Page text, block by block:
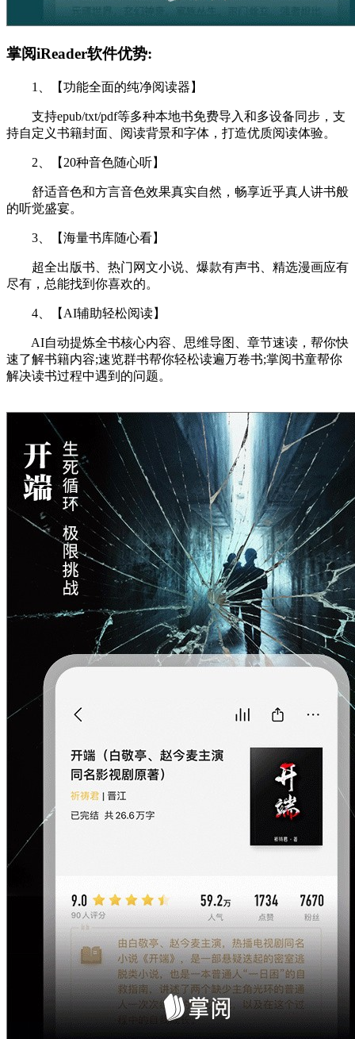
掌阅iReader软件优势:
1、【功能全面的纯净阅读器】
支持epub/txt/pdf等多种本地书免费导入和多设备同步，支
持自定义书籍封面、阅读背景和字体，打造优质阅读体验。
2、【20种音色随心听】
舒适音色和方言音色效果真实自然，畅享近乎真人讲书般
的听觉盛宴。
3、【海量书库随心看】
超全出版书、热门网文小说、爆款有声书、精选漫画应有
尽有，总能找到你喜欢的。
4、【AI辅助轻松阅读】
AI自动提炼全书核心内容、思维导图、章节速读，帮你快
速了解书籍内容;速览群书帮你轻松读遍万卷书;掌阅书童帮你
解决读书过程中遇到的问题。